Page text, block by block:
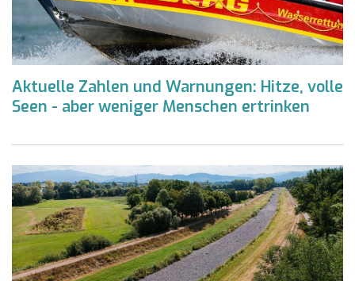
Aktuelle Zahlen und Warnungen: Hitze, volle
Seen - aber weniger Menschen ertrinken